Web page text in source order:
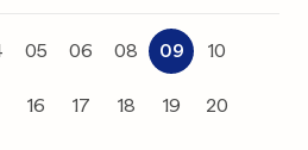
05 06 08 09 10
16 17 18 19 20